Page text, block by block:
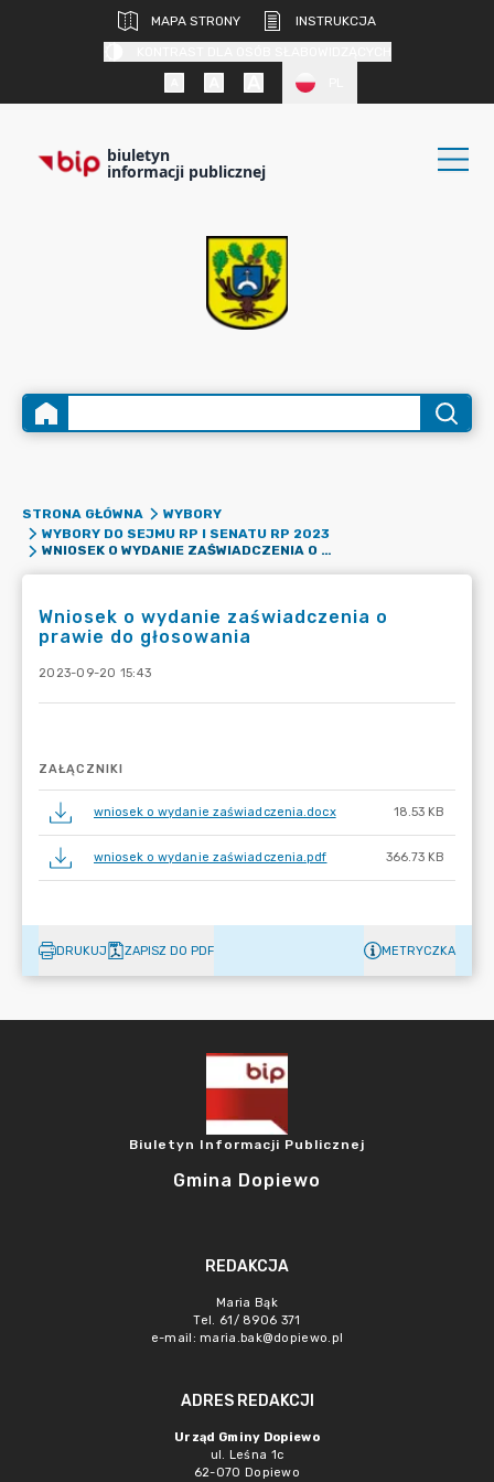
MAPA STRONY
INSTRUKCJA
biuletyn
informacji publicznej
STRONA GŁÓWNA
WYBORY
WYBORY DO SEJMU RP I SENATU RP 2023
WNIOSEK O WYDANIE ZAŚWIADCZENIA O PRAWIE DO GŁOSOWANIA
Wniosek o wydanie zaświadczenia o
prawie do głosowania
2023-09-20 15:43
ZAŁĄCZNIKI
wniosek o wydanie zaświadczenia.docx 18.53 KB
wniosek o wydanie zaświadczenia.pdf 366.73 KB
DRUKUJ ZAPISZ DO PDF METRYCZKA
Biuletyn Informacji Publicznej
Gmina Dopiewo
REDAKCJA
Maria Bąk
Tel. 61/ 8906 371
e-mail: maria.bak@dopiewo.pl
ADRES REDAKCJI
Urząd Gminy Dopiewo
ul. Leśna 1c
62-070 Dopiewo